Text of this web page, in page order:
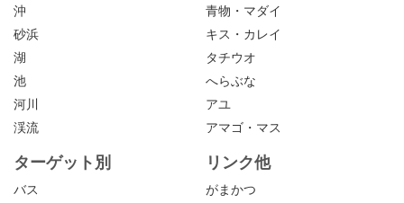
沖
砂浜
湖
池
河川
渓流
青物・マダイ
キス・カレイ
タチウオ
へらぶな
アユ
アマゴ・マス
ターゲット別
バス
リンク他
がまかつ